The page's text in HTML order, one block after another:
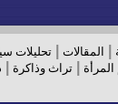
المقالات تحليلات
المرأة |تراث وذاكرة